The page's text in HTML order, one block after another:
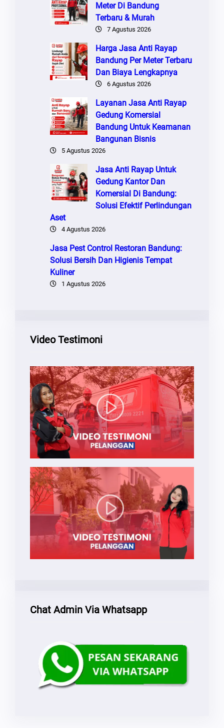
Meter Di Bandung
Terbaru & Murah
7 Agustus 2026
Harga Jasa Anti Rayap
Bandung Per Meter Terbaru
Dan Biaya Lengkapnya
6 Agustus 2026
Layanan Jasa Anti Rayap
Gedung Komersial
Bandung Untuk Keamanan
Bangunan Bisnis
5 Agustus 2026
Jasa Anti Rayap Untuk
Gedung Kantor Dan
Komersial Di Bandung:
Solusi Efektif Perlindungan
Aset
4 Agustus 2026
Jasa Pest Control Restoran Bandung:
Solusi Bersih Dan Higienis Tempat
Kuliner
1 Agustus 2026
Video Testimoni
Chat Admin Via Whatsapp